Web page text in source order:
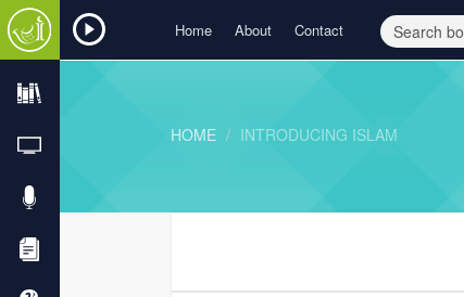
Home About Contact
HOME INTRODUCING ISLAM